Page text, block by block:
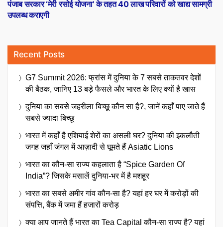
post:
पंजाब सरकार ‘मेरी रसोई योजना’ के तहत 40 लाख परिवारों को खाद्य सामग्री
उपलब्ध कराएगी
Recent Posts
G7 Summit 2026: फ्रांस में दुनिया के 7 सबसे ताकतवर देशों
की बैठक, जानिए 13 बड़े फैसले और भारत के लिए क्यों है खास
दुनिया का सबसे जहरीला बिच्छू कौन सा है?, जानें कहाँ पाए जाते हैं
सबसे ज्यादा बिच्छू
भारत में कहाँ है एशियाई शेरों का असली घर? दुनिया की इकलौती
जगह जहाँ जंगल में आज़ादी से घूमते हैं Asiatic Lions
भारत का कौन-सा राज्य कहलाता है “Spice Garden Of
India”? जिसके मसालें दुनिया-भर में है मशहूर
भारत का सबसे अमीर गांव कौन-सा है? यहां हर घर में करोड़ों की
संपत्ति, बैंक में जमा हैं हजारों करोड़
क्या आप जानते हैं भारत का Tea Capital कौन-सा राज्य है? यहां